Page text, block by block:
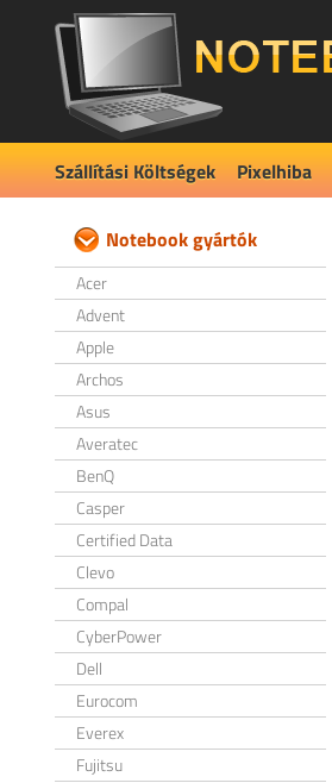
Szállítási Költségek Pixelhiba
Notebook gyártók
Acer
Advent
Apple
Archos
Asus
Averatec
BenQ
Casper
Certified Data
Clevo
Compal
CyberPower
Dell
Eurocom
Everex
Fujitsu